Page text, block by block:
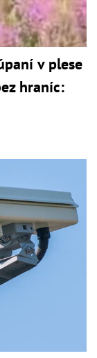
v plese
hraníc: